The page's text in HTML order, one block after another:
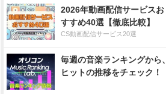
2026年動画配信サービスお
すすめ40選【徹底比較】
CS動画配信サービス20選
毎週の音楽ランキングから、
ヒットの推移をチェック！